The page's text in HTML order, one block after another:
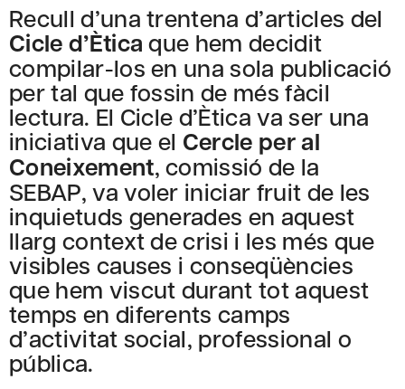
Recull d’una trentena d’articles del
Cicle d’Ètica que hem decidit
compilar-los en una sola publicació
per tal que fossin de més fàcil
lectura. El Cicle d’Ètica va ser una
iniciativa que el Cercle per al
Coneixement, comissió de la
SEBAP, va voler iniciar fruit de les
inquietuds generades en aquest
llarg context de crisi i les més que
visibles causes i conseqüències
que hem viscut durant tot aquest
temps en diferents camps
d’activitat social, professional o
pública.